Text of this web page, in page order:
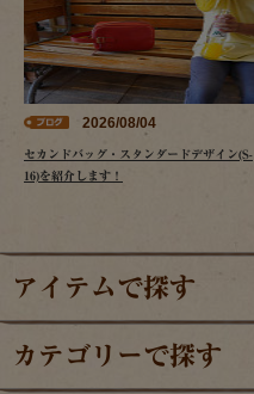
2026/08/04
セカンドバッグ・スタンダードデザイン(S-
16)を紹介します！
アイテムで探す
カテゴリーで探す